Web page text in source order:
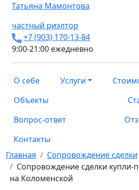
Татьяна Мамонтова
частный риэлтор
+7 (903) 170-13-84
9:00-21:00 ежедневно
О себе Услуги
Объекты
Вопрос-ответ
Контакты
Главная
Сопровождение сделки
Сопровождение сделки купли-
на Коломенской